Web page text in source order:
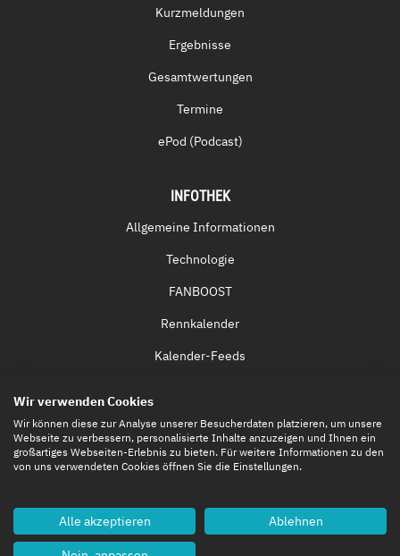
Kurzmeldungen
Ergebnisse
Gesamtwertungen
Termine
ePod (Podcast)
INFOTHEK
Allgemeine Informationen
Technologie
FANBOOST
Rennkalender
Kalender-Feeds
Eintrittskarten
Wir verwenden Cookies
Wir können diese zur Analyse unserer Besucherdaten platzieren, um unsere
Webseite zu verbessern, personalisierte Inhalte anzuzeigen und Ihnen ein
großartiges Webseiten-Erlebnis zu bieten. Für weitere Informationen zu den
von uns verwendeten Cookies öffnen Sie die Einstellungen.
Alle akzeptieren Ablehnen